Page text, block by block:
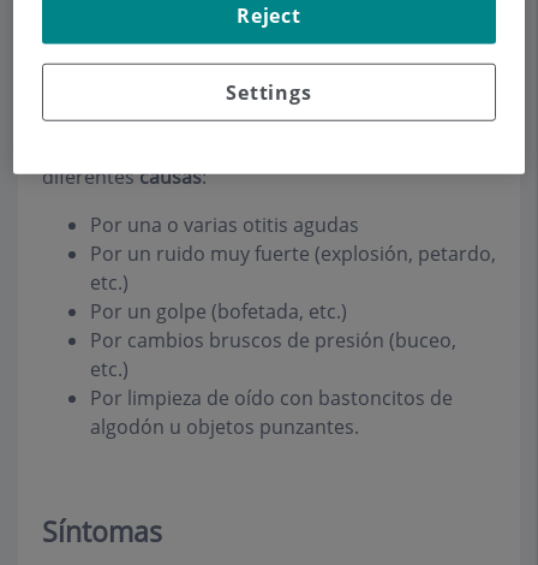
Perforación del tímpano
La ruptura timpánica consiste en un orificio o
diferentescausas:
Por una o varias otitis agudas
Por un ruido muy fuerte (explosión, petardo,
etc.)
Por un golpe (bofetada, etc.)
Por cambios bruscos de presión (buceo,
etc.)
Por limpieza de oído con bastoncitos de
algodón u objetos punzantes.
Síntomas
Settings
Reject